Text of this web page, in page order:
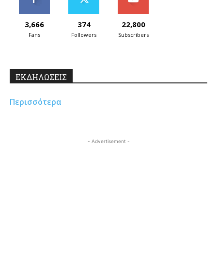
3,666
Fans
374
Followers
22,800
Subscribers
ΕΚΔΗΛΩΣΕΙΣ
Περισσότερα
- Advertisement -